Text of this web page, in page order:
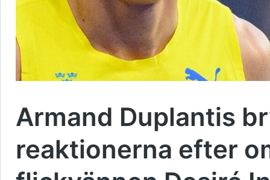
Armand Duplantis
reaktionerna efter